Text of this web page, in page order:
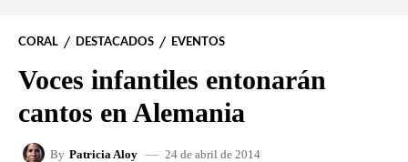
CORAL DESTACADOS EVENTOS
Voces infantiles entonarán
cantos en Alemania
By Patricia Aloy 24 de abril de 2014